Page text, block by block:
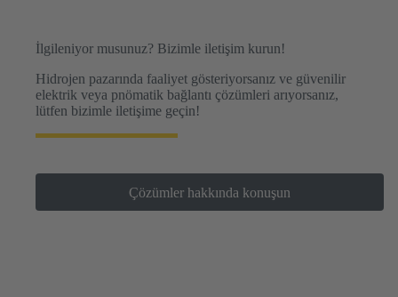
İlgileniyor musunuz? Bizimle iletişim kurun!
Hidrojen pazarında faaliyet gösteriyorsanız ve güvenilir
elektrik veya pnömatik bağlantı çözümleri arıyorsanız,
lütfen bizimle iletişime geçin!
Çözümler hakkında konuşun